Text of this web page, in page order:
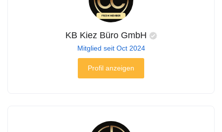
KB Kiez Büro GmbH
Mitglied seit Oct 2024
Profil anzeigen